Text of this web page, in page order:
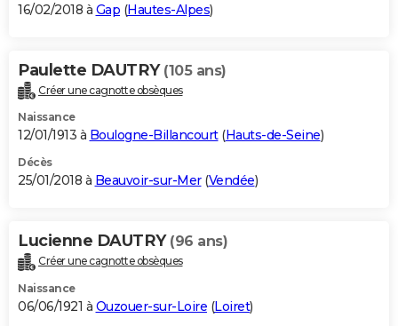
16/02/2018 à Gap (Hautes-Alpes)
Paulette DAUTRY (105 ans)
Créer une cagnotte obsèques
Naissance
12/01/1913 à Boulogne-Billancourt(Hauts-de-Seine)
Décès
25/01/2018 à Beauvoir-sur-Mer(Vendée)
Lucienne DAUTRY (96 ans)
Créer une cagnotte obsèques
Naissance
06/06/1921 à Ouzouer-sur-Loire (Loiret)